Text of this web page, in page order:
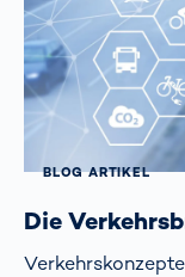
BLOG ARTIKEL
Die